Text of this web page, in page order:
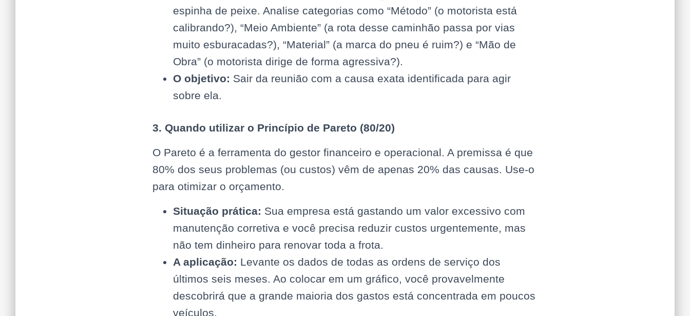
espinha de peixe. Analise categorias como “Método” (o motorista está
calibrando?), “Meio Ambiente” (a rota desse caminhão passa por vias
muito esburacadas?), “Material” (a marca do pneu é ruim?) e “Mão de
Obra” (o motorista dirige de forma agressiva?).
O objetivo: Sair da reunião com a causa exata identificada para agir
sobre ela.
3. Quando utilizar o Princípio de Pareto (80/20)
O Pareto é a ferramenta do gestor financeiro e operacional. A premissa é que
80% dos seus problemas (ou custos) vêm de apenas 20% das causas. Use-o
para otimizar o orçamento.
Situação prática: Sua empresa está gastando um valor excessivo com
manutenção corretiva e você precisa reduzir custos urgentemente, mas
não tem dinheiro para renovar toda a frota.
A aplicação: Levante os dados de todas as ordens de serviço dos
últimos seis meses. Ao colocar em um gráfico, você provavelmente
descobrirá que a grande maioria dos gastos está concentrada em poucos
veículos.